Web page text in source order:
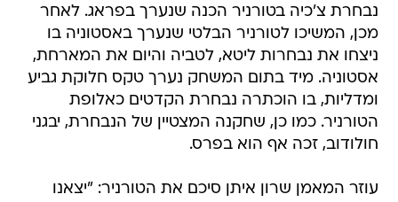
נבחרת צ'כיה בטורניר הכנה שנערך בפראג. לאחר
מכן, המשיכו לטורניר הבלטי שנערך באסטוניה בו
ניצחו את נבחרות ליטא, לטביה והיום את המארחת,
אסטוניה. מיד בתום המשחק נערך טקס חלוקת גביע
ומדליות, בו הוכתרה נבחרת הקדטים כאלופת
הטורניר. כמו כן, שחקנה המצטיין של הנבחרת, יבגני
חולודוב, זכה אף הוא בפרס.
עוזר המאמן שרון איתן סיכם את הטורניר: "יצאנו